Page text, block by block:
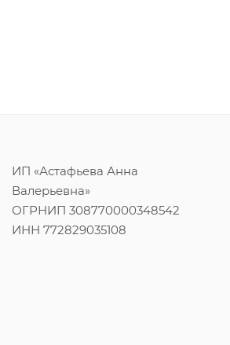
ИП «Астафьева Анна
Валерьевна»
ОГРНИП 308770000348542
ИНН 772829035108